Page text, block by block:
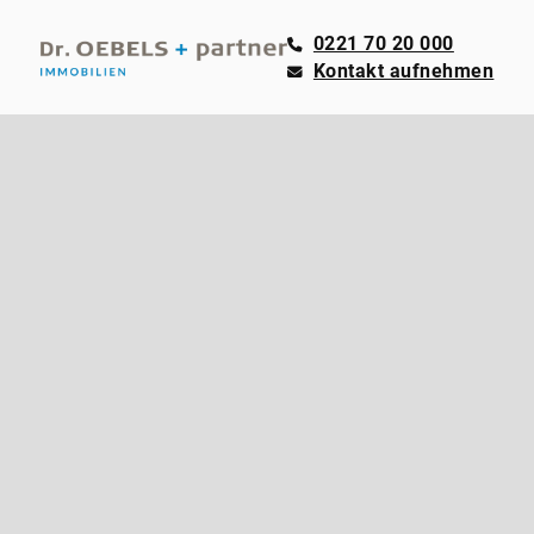
0221 70 20 000
Kontakt aufnehmen